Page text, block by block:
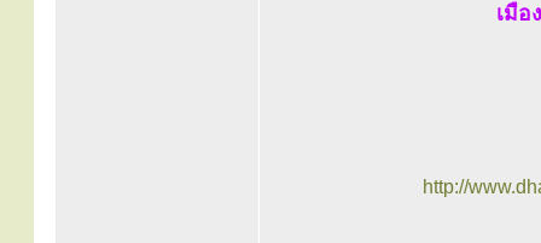
เมือ
http://